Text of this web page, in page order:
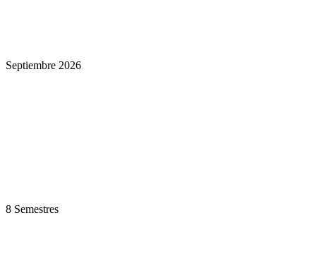
Septiembre 2026
8 Semestres